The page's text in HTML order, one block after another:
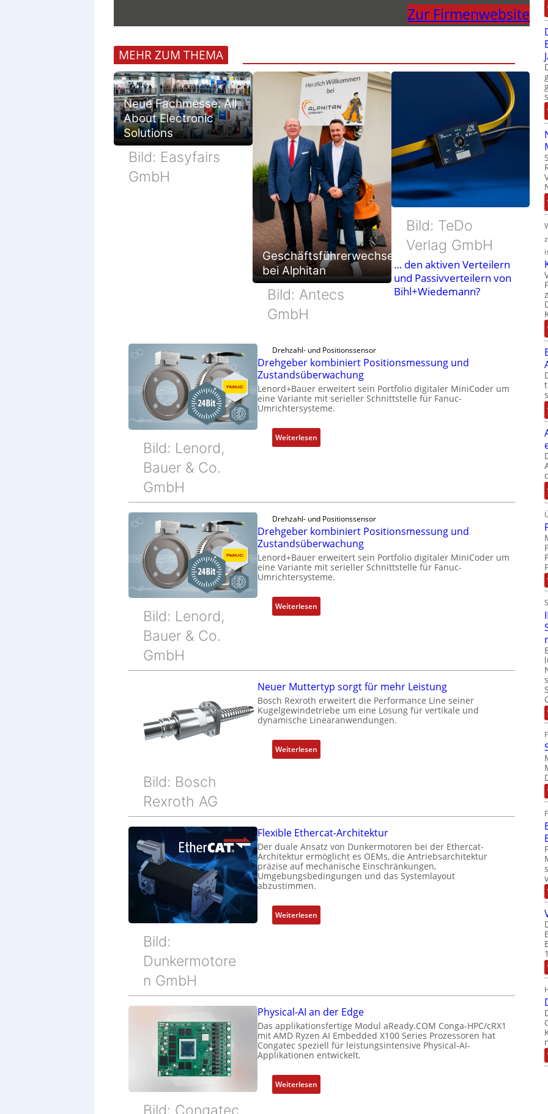
Zur Firmenwebsite
MEHR ZUM THEMA
Neue Fachmesse: All
About Electronic
Solutions
Bild: Easyfairs
GmbH
Geschäftsführerwechsel
bei Alphitan
Bild: Antecs
GmbH
Bild: TeDo
Verlag GmbH
… den aktiven Verteilern
und Passivverteilern von
Bihl+Wiedemann?
Bild: Lenord,
Bauer & Co.
GmbH
Drehzahl- und Positionssensor
Drehgeber kombiniert Positionsmessung und
Zustandsüberwachung
Lenord+Bauer erweitert sein Portfolio digitaler MiniCoder um
eine Variante mit serieller Schnittstelle für Fanuc-
Umrichtersysteme.
Weiterlesen:
D
g
e
e
k
o
b
i
r
P
o
s
i
s
s
u
n
n
d
d
s
ü
b
r
w
Bild: Lenord,
Bauer & Co.
GmbH
Drehzahl- und Positionssensor
Drehgeber kombiniert Positionsmessung und
Zustandsüberwachung
Lenord+Bauer erweitert sein Portfolio digitaler MiniCoder um
eine Variante mit serieller Schnittstelle für Fanuc-
Umrichtersysteme.
Weiterlesen:
D
g
e
e
r
o
m
r
t
P
o
t
i
s
u
n
g
d
Bild: Bosch
Rexroth AG
Neuer Muttertyp sorgt für mehr Leistung
Bosch Rexroth erweitert die Performance Line seiner
Kugelgewindetriebe um eine Lösung für vertikale und
dynamische Linearanwendungen.
Weiterlesen:
N
u
t
t
e
y
ü
r
m
e
r
L
Bild:
Dunkermotore
n GmbH
Flexible Ethercat-Architektur
Der duale Ansatz von Dunkermotoren bei der Ethercat-
Architektur ermöglicht es OEMs, die Antriebsarchitektur
präzise auf mechanische Einschränkungen,
Umgebungsbedingungen und das Systemlayout
abzustimmen.
Weiterlesen:
F
e
E
t
h
r
c
Bild: Congatec
Physical-AI an der Edge
Das applikationsfertige Modul aReady.COM Conga-HPC/cRX1
mit AMD Ryzen AI Embedded X100 Series Prozessoren hat
Congatec speziell für leistungsintensive Physical-AI-
Applikationen entwickelt.
Weiterlesen:
P